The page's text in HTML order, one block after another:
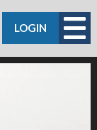
LOGIN